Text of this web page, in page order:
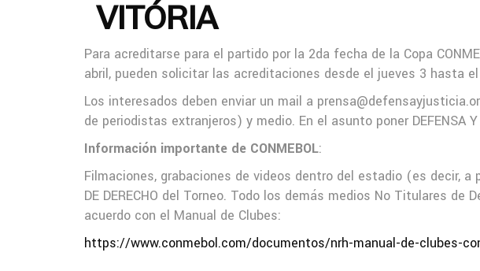
VITÓRIA
Para acreditarse para el partido por la 2da fecha de la Copa
abril, pueden solicitar las acreditaciones desde el jueves 3 hasta
Los interesados deben enviar un mail a
de periodistas extranjeros) y medio. En el asunto poner DEFENSA Y
Información importante de CONMEBOL:
Filmaciones, grabaciones de videos dentro del estadio (es decir,
DE DERECHO del Torneo. Todo los demás medios No Titulares
acuerdo con el Manual de Clubes:
https://www.conmebol.com/documentos/nrh-manual-de-clubes-